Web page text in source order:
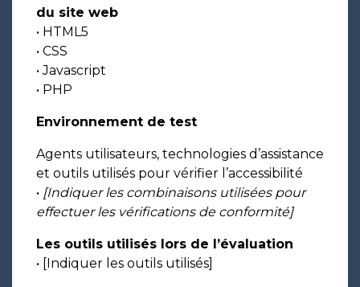
du site web
• HTML5
• CSS
• Javascript
• PHP
Environnement de test
Agents utilisateurs, technologies d’assistance
et outils utilisés pour vérifier l’accessibilité
• [Indiquer les combinaisons utilisées pour
effectuer les vérifications de conformité]
Les outils utilisés lors de l’évaluation
• [Indiquer les outils utilisés]